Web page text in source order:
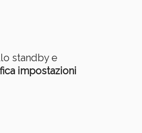
standby e
impostazioni